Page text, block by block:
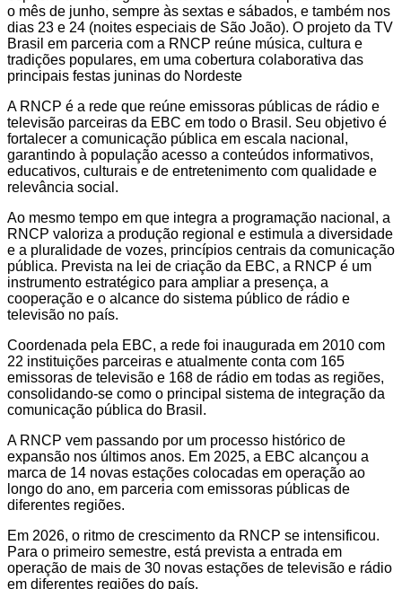
o mês de junho, sempre às sextas e sábados, e também nos
dias 23 e 24 (noites especiais de São João).​ O projeto da TV
Brasil em parceria com a RNCP reúne música, cultura e
tradições populares, em uma cobertura colaborativa das
principais festas juninas do Nordeste
A RNCP é a rede que reúne emissoras públicas de rádio e
televisão parceiras da EBC em todo o Brasil. Seu objetivo é
fortalecer a comunicação pública em escala nacional,
garantindo à população acesso a conteúdos informativos,
educativos, culturais e de entretenimento com qualidade e
relevância social.
Ao mesmo tempo em que integra a programação nacional, a
RNCP valoriza a produção regional e estimula a diversidade
e a pluralidade de vozes, princípios centrais da comunicação
pública. Prevista na lei de criação da EBC, a RNCP é um
instrumento estratégico para ampliar a presença, a
cooperação e o alcance do sistema público de rádio e
televisão no país.
Coordenada pela EBC, a rede foi inaugurada em 2010 com
22 instituições parceiras e atualmente conta com 165
emissoras de televisão e 168 de rádio em todas as regiões,
consolidando-se como o principal sistema de integração da
comunicação pública do Brasil.
A RNCP vem passando por um processo histórico de
expansão nos últimos anos. Em 2025, a EBC alcançou a
marca de 14 novas estações colocadas em operação ao
longo do ano, em parceria com emissoras públicas de
diferentes regiões.
Em 2026, o ritmo de crescimento da RNCP se intensificou.
Para o primeiro semestre, está prevista a entrada em
operação de mais de 30 novas estações de televisão e rádio
em diferentes regiões do país.